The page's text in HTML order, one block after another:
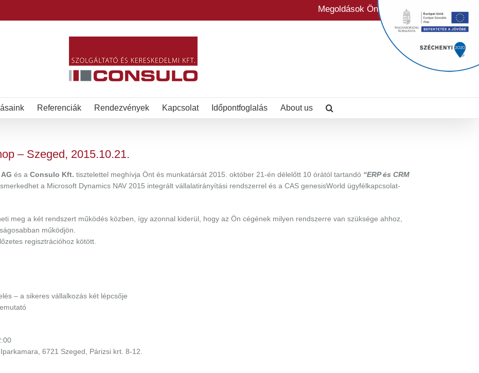
Megoldások Önre szabva
Referenciák Rendezvények Kapcsolat Időpontfoglalás About us
– Szeged, 2015.10.21.
és a Consulo Kft. tisztelettel meghívja Önt és munkatársát 2015. október 21-én délelőtt 10 órától tartandó “ERP és CRM
a Microsoft Dynamics NAV 2015 integrált vállalatirányítási rendszerrel és a CAS genesisWorld ügyfélkapcsolat-
meg a két rendszert működés közben, így azonnal kiderül, hogy az Ön cégének milyen rendszerre van szüksége ahhoz,
működjön.
regisztrációhoz kötött.
– a sikeres vállalkozás két lépcsője
6721 Szeged, Párizsi krt. 8-12.